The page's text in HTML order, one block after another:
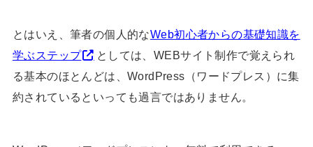
とはいえ、筆者の個人的なWeb初心者からの基礎知識を
学ぶステップ
としては、WEBサイト制作で覚えられ
る基本のほとんどは、WordPress（ワードプレス）に集
約されているといっても過言ではありません。